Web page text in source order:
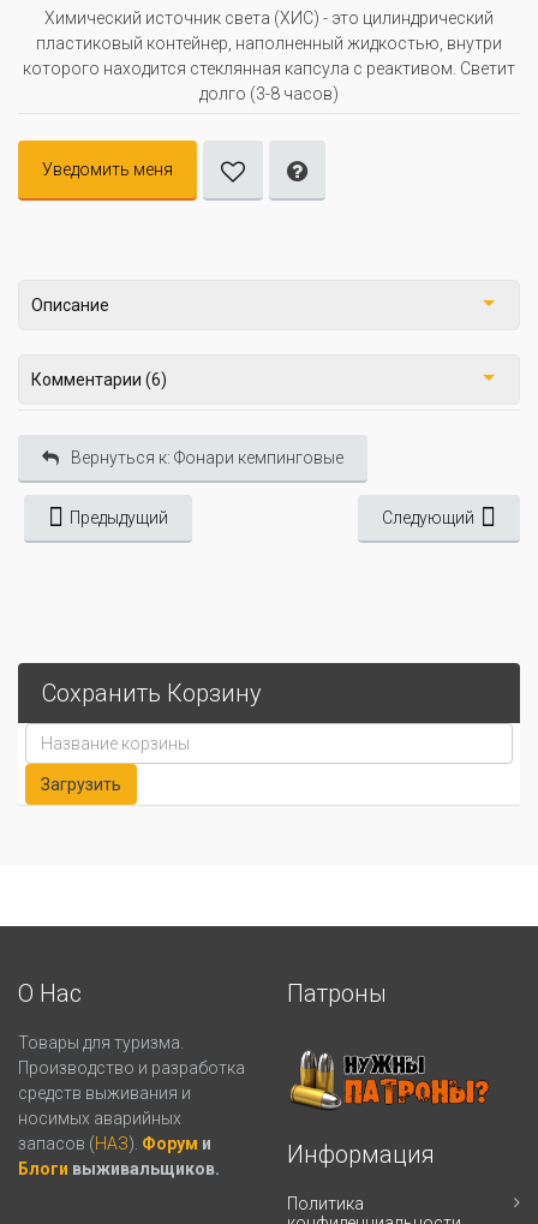
Химический источник света (ХИС) - это цилиндрический
пластиковый контейнер, наполненный жидкостью, внутри
которого находится стеклянная капсула с реактивом. Светит
долго (3-8 часов)
Уведомить меня
Описание
Комментарии (6)
Вернуться к: Фонари кемпинговые
Предыдущий Следующий
Сохранить Корзину
О Нас
Товары для туризма.
Производство и разработка
средств выживания и
носимых аварийных
запасов (НАЗ). Форум и
Блоги выживальщиков.
Патроны
Информация
Политика